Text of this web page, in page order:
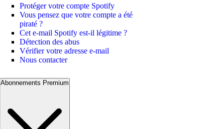
Protéger votre compte Spotify
Vous pensez que votre compte a été
piraté ?
Cet e-mail Spotify est-il légitime ?
Détection des abus
Vérifier votre adresse e-mail
Nous contacter
Abonnements Premium